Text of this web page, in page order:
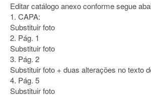
Editar catálogo anexo conforme segue
1. CAPA:
Substituir foto
2. Pág. 1
Substituir foto
3. Pág. 2
Substituir foto + duas alterações no texto
4. Pág. 5
Substituir foto